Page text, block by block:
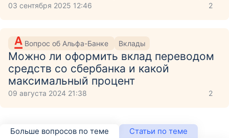
03 сентября 2025 12:46 2
Вопрос об Альфа-Банке Вклады
Можно ли оформить вклад переводом
средств со сбербанка и какой
максимальный процент
09 августа 2024 21:38 2
Больше вопросов по теме Статьи по теме